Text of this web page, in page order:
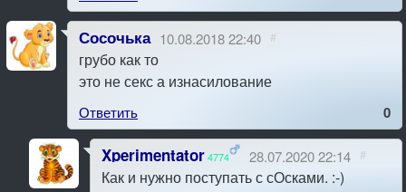
Сосочька 10.08.2018 22:40 #
грубо как то
это не секс а изнасилование
Ответить 0
Xperimentator4774 28.07.2020 22:14 #
Как и нужно поступать с сОсками. :-)